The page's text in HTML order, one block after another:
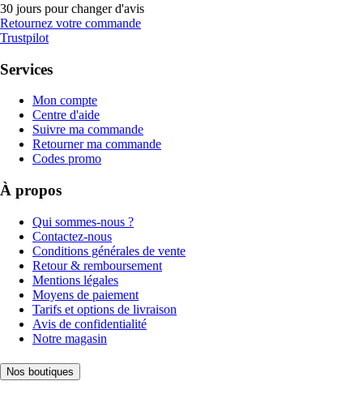
30 jours pour changer d'avis
Retournez votre commande
Trustpilot
Services
Mon compte
Centre d'aide
Suivre ma commande
Retourner ma commande
Codes promo
À propos
Qui sommes-nous ?
Contactez-nous
Conditions générales de vente
Retour & remboursement
Mentions légales
Moyens de paiement
Tarifs et options de livraison
Avis de confidentialité
Notre magasin
Nos boutiques